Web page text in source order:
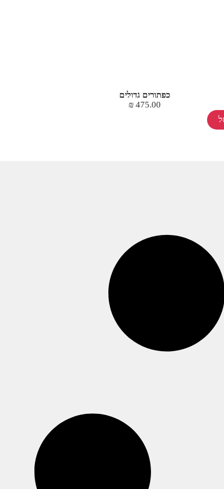
כפתורים גדולים
475.00
₪